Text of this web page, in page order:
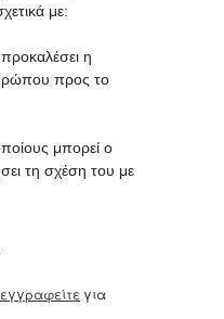
με:
η
προς το
μπορεί ο
τη σχέση του με
εγγραφείτε για